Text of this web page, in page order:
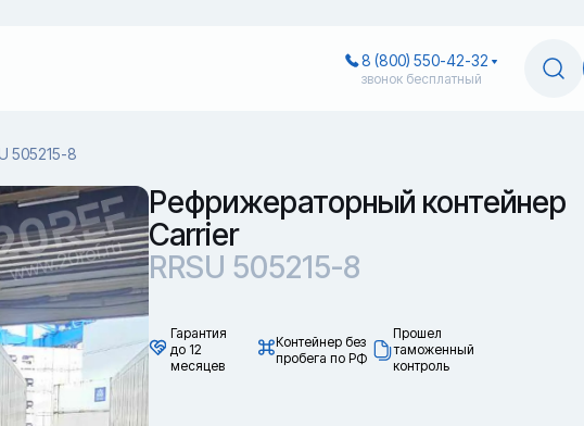
8 (800) 550-42-32
звонок бесплатный
505215-8
Рефрижераторный контейнер
Carrier
RRSU 505215-8
Гарантия
до 12
месяцев
Контейнер без
пробега по РФ
Прошел
таможенный
контроль